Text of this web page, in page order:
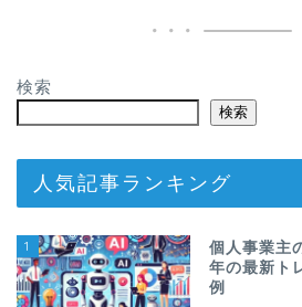
検索
検索
人気記事ランキング
1
個人事業主
年の最新ト
例